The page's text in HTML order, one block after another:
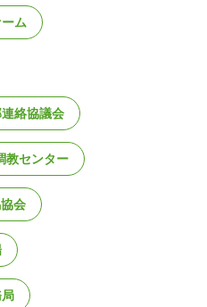
ム
絡協議会
教センター
会